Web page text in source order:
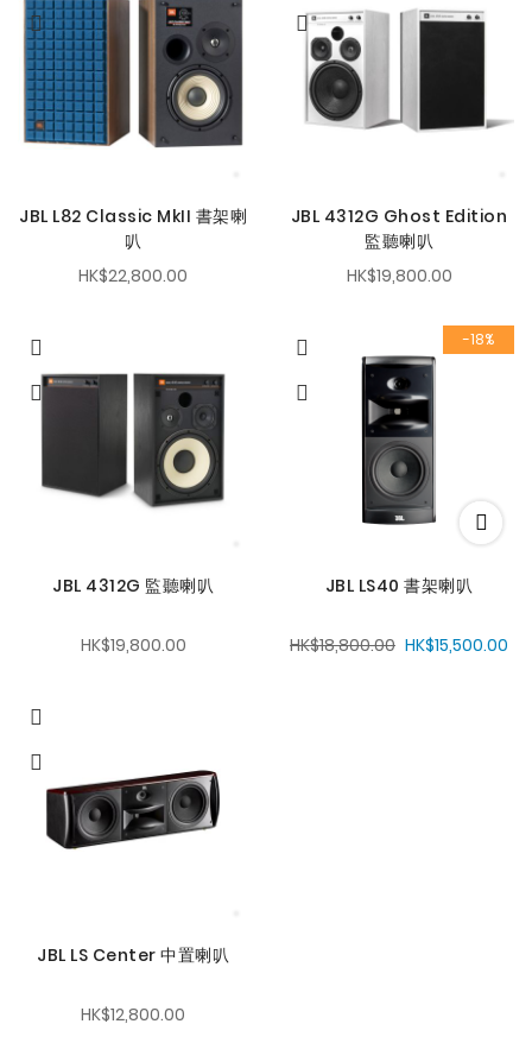
JBL L82 Classic MkII 書架喇
叭
HK$22,800.00
JBL 4312G Ghost Edition
監聽喇叭
HK$19,800.00
JBL 4312G 監聽喇叭
HK$19,800.00
-18%
JBL LS40 書架喇叭
HK$15,500.00
HK$18,800.00
JBL LS Center 中置喇叭
HK$12,800.00